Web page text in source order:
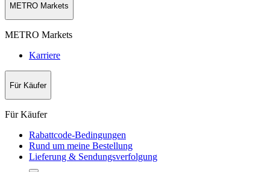
METRO Markets
METRO Markets
Karriere
Für Käufer
Für Käufer
Rabattcode-Bedingungen
Rund um meine Bestellung
Lieferung & Sendungsverfolgung